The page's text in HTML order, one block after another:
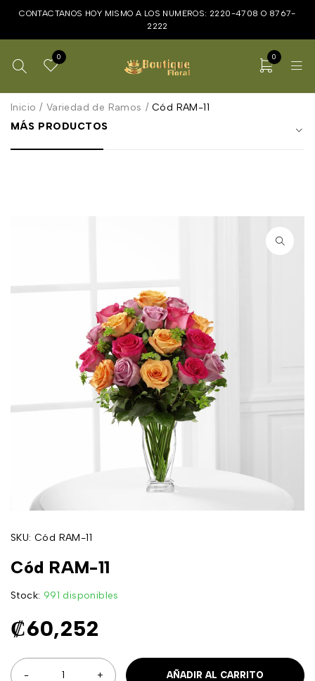
CONTACTANOS HOY MISMO A LOS NUMEROS: 2220-4708 O 8767-
2222
0 0
Inicio / Variedad de Ramos / Cód RAM-11
MÁS PRODUCTOS
SKU: Cód RAM-11
Cód RAM-11
Stock: 991 disponibles
₡60,252
AÑADIR AL CARRITO